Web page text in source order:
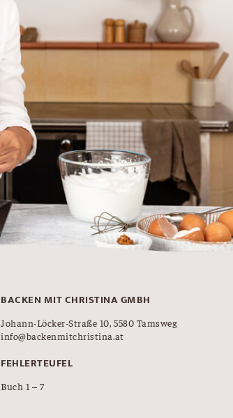
BACKEN MIT CHRISTINA GMBH
Johann-Löcker-Straße 10, 5580 Tamsweg
info@backenmitchristina.at
FEHLERTEUFEL
Buch 1 – 7